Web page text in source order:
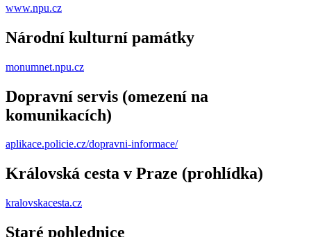
www.npu.cz
Národní kulturní památky
monumnet.npu.cz
Dopravní servis (omezení na
komunikacích)
aplikace.policie.cz/dopravni-informace/
Královská cesta v Praze (prohlídka)
kralovskacesta.cz
Staré pohlednice